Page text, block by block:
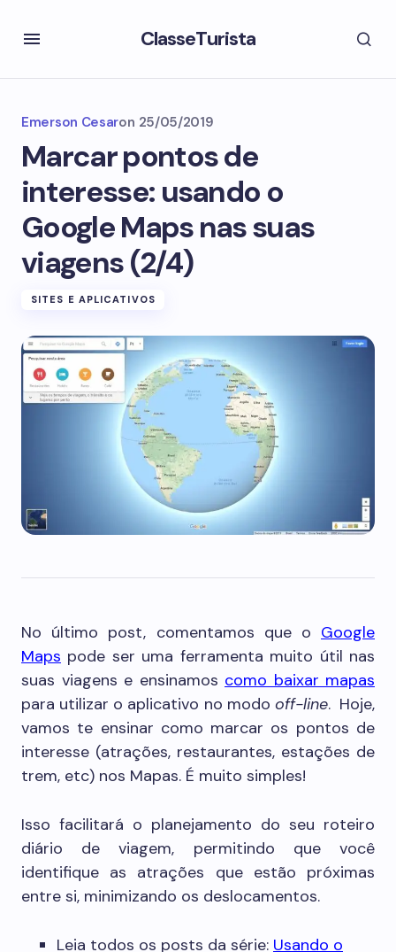
ClasseTurista
Emerson Cesaron 25/05/2019
Marcar pontos de
interesse: usando o
Google Maps nas suas
viagens (2/4)
SITES E APLICATIVOS
No último post, comentamos que o Google
Maps pode ser uma ferramenta muito útil nas
suas viagens e ensinamos como baixar mapas
para utilizar o aplicativo no modo off-line. Hoje,
vamos te ensinar como marcar os pontos de
interesse (atrações, restaurantes, estações de
trem, etc) nos Mapas. É muito simples!
Isso facilitará o planejamento do seu roteiro
diário de viagem, permitindo que você
identifique as atrações que estão próximas
entre si, minimizando os deslocamentos.
Leia todos os posts da série: Usando o